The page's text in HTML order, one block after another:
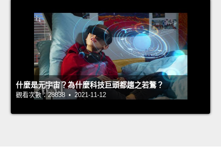
什麼是元宇宙？為什麼科技巨頭都趨之若鶩？
觀看次數：28838 • 2021-11-12